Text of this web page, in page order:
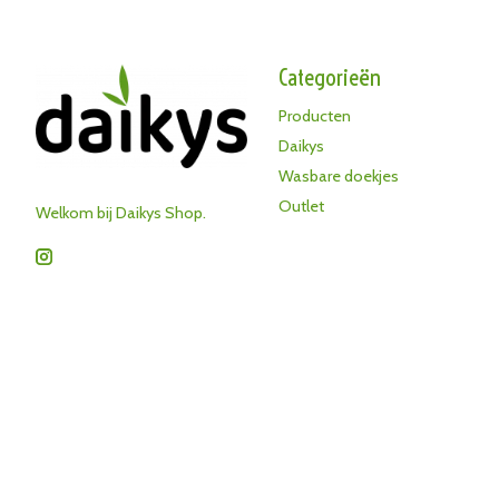
Welkom bij Daikys Shop.
Categorieën
Producten
Daikys
Wasbare doekjes
Outlet